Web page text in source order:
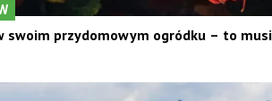
swoim przydomowym ogródku – to